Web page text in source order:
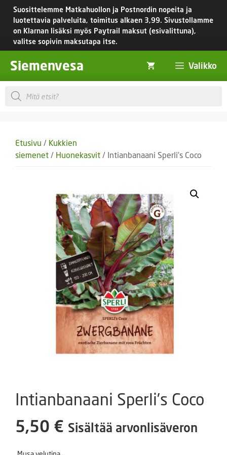
Siirry
sisältöön
Suosittelemme Matkahuollon ja Postnordin nopeita ja
luotettavia palveluita, toimitus alkaen 3,99. Sivustollamme
on Klarnan lisäksi myös Paytrail maksut (esivalittuna),
valitse sopivin maksutapa itse.
Siemenvesa Valikko
Products
search
Etusivu / Kukkien
siemenet / Huonekasvit / Intianbanaani Sperli’s Coco
Intianbanaani Sperli’s Coco
5,50 € Sisältää arvonlisäveron